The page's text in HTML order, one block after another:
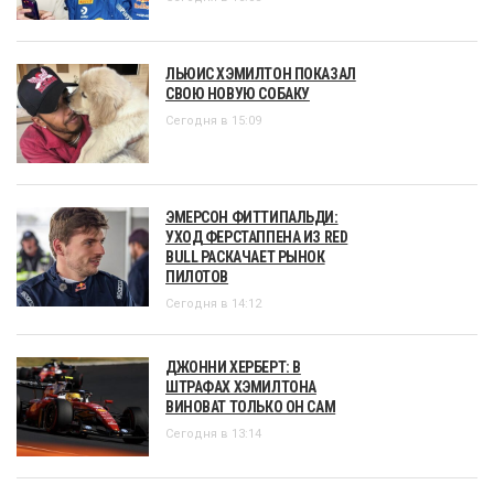
ЛЬЮИС ХЭМИЛТОН ПОКАЗАЛ
СВОЮ НОВУЮ СОБАКУ
Сегодня в 15:09
ЭМЕРСОН ФИТТИПАЛЬДИ:
УХОД ФЕРСТАППЕНА ИЗ RED
BULL РАСКАЧАЕТ РЫНОК
ПИЛОТОВ
Сегодня в 14:12
ДЖОННИ ХЕРБЕРТ: В
ШТРАФАХ ХЭМИЛТОНА
ВИНОВАТ ТОЛЬКО ОН САМ
Сегодня в 13:14